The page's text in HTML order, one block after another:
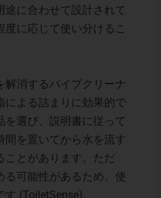
途に合わせて設計されて
に応じて使い分けるこ
解消するパイプクリーナ
による詰まりに効果的で
を選び、説明書に従って
を置いてから水を流す
ことがあります。ただ
る可能性があるため、使
(ToiletSense)。